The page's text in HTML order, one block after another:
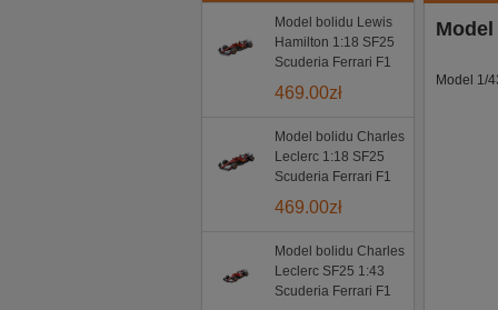
Model bolidu Lewis
Hamilton 1:18 SF25
Scuderia Ferrari F1
469.00zł
Model bolidu Charles
Leclerc 1:18 SF25
Scuderia Ferrari F1
469.00zł
Model bolidu Charles
Leclerc SF25 1:43
Scuderia Ferrari F1
Model 1/